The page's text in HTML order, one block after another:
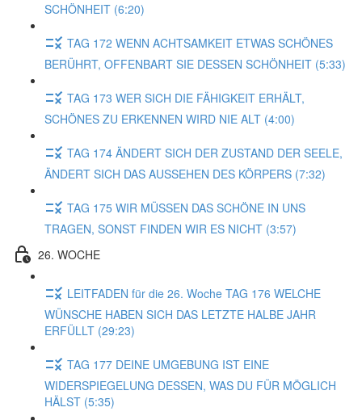
SCHÖNHEIT (6:20)
TAG 172 WENN ACHTSAMKEIT ETWAS SCHÖNES
BERÜHRT, OFFENBART SIE DESSEN SCHÖNHEIT (5:33)
TAG 173 WER SICH DIE FÄHIGKEIT ERHÄLT,
SCHÖNES ZU ERKENNEN WIRD NIE ALT (4:00)
TAG 174 ÄNDERT SICH DER ZUSTAND DER SEELE,
ÄNDERT SICH DAS AUSSEHEN DES KÖRPERS (7:32)
TAG 175 WIR MÜSSEN DAS SCHÖNE IN UNS
TRAGEN, SONST FINDEN WIR ES NICHT (3:57)
26. WOCHE
LEITFADEN für die 26. Woche TAG 176 WELCHE
WÜNSCHE HABEN SICH DAS LETZTE HALBE JAHR
ERFÜLLT (29:23)
TAG 177 DEINE UMGEBUNG IST EINE
WIDERSPIEGELUNG DESSEN, WAS DU FÜR MÖGLICH
HÄLST (5:35)